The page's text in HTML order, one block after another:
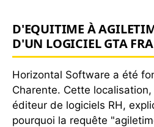
D'EQUITIME À
D'UN LOGICIEL GTA
Horizontal Software a été
Charente. Cette
éditeur de logiciels RH,
pourquoi la requête